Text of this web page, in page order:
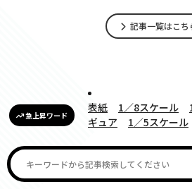
記事一覧はこち
急上昇ワード
表紙 1／8スケール
ギュア
1／5スケール